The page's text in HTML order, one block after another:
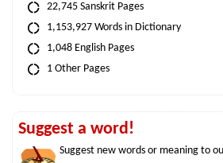
22,745 Sanskrit Pages
1,153,927 Words in Dictionary
1,048 English Pages
1 Other Pages
Suggest a word!
Suggest new words or meaning to